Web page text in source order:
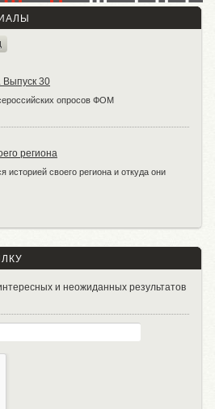
30
опросов ФОМ
региона
историей своего региона и откуда они
и неожиданных результатов